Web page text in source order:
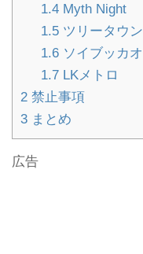
1.4Myth Night
1.5ツリータウン
1.6ソイブッカオ
1.7LKメトロ
2 禁止事項
3 まとめ
広告